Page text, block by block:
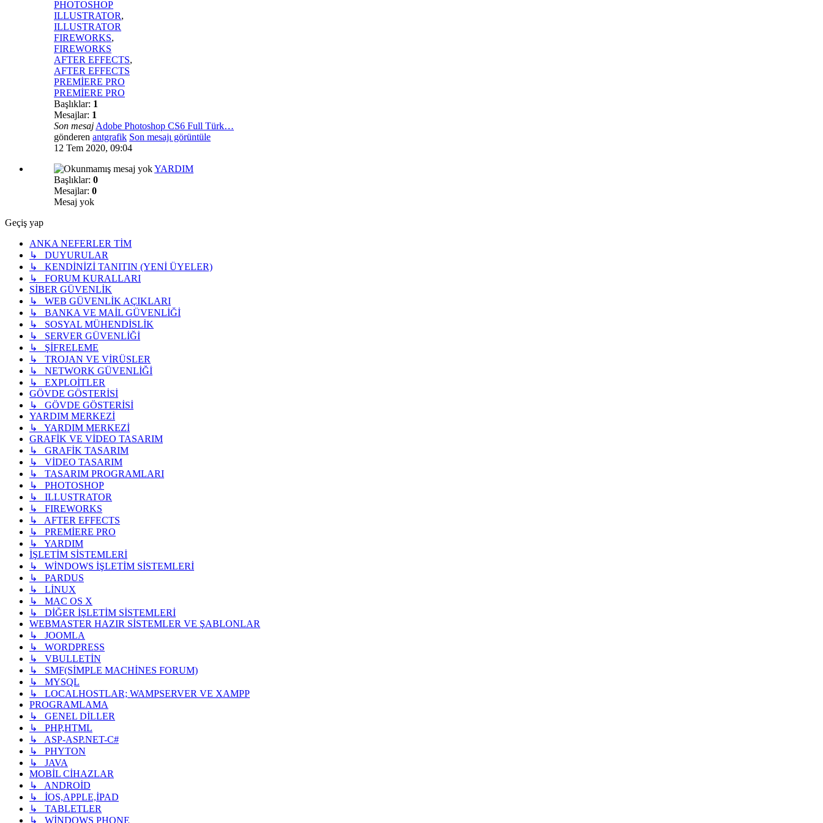
PHOTOSHOP
ILLUSTRATOR,
ILLUSTRATOR
FIREWORKS,
FIREWORKS
AFTER EFFECTS,
AFTER EFFECTS
PREMİERE PRO
PREMİERE PRO
Başlıklar: 1
Mesajlar: 1
Son mesaj Adobe Photoshop CS6 Full Türk…
gönderen antgrafik Son mesajı görüntüle
12 Tem 2020, 09:04
YARDIM
Başlıklar: 0
Mesajlar: 0
Mesaj yok
Geçiş yap
ANKA NEFERLER TİM
↳ DUYURULAR
↳ KENDİNİZİ TANITIN (YENİ ÜYELER)
↳ FORUM KURALLARI
SİBER GÜVENLİK
↳ WEB GÜVENLİK AÇIKLARI
↳ BANKA VE MAİL GÜVENLİĞİ
↳ SOSYAL MÜHENDİSLİK
↳ SERVER GÜVENLİĞİ
↳ ŞİFRELEME
↳ TROJAN VE VİRÜSLER
↳ NETWORK GÜVENLİĞİ
↳ EXPLOİTLER
GÖVDE GÖSTERİSİ
↳ GÖVDE GÖSTERİSİ
YARDIM MERKEZİ
↳ YARDIM MERKEZİ
GRAFİK VE VİDEO TASARIM
↳ GRAFİK TASARIM
↳ VİDEO TASARIM
↳ TASARIM PROGRAMLARI
↳ PHOTOSHOP
↳ ILLUSTRATOR
↳ FIREWORKS
↳ AFTER EFFECTS
↳ PREMİERE PRO
↳ YARDIM
İŞLETİM SİSTEMLERİ
↳ WİNDOWS İŞLETİM SİSTEMLERİ
↳ PARDUS
↳ LİNUX
↳ MAC OS X
↳ DİĞER İŞLETİM SİSTEMLERİ
WEBMASTER HAZIR SİSTEMLER VE ŞABLONLAR
↳ JOOMLA
↳ WORDPRESS
↳ VBULLETİN
↳ SMF(SİMPLE MACHİNES FORUM)
↳ MYSQL
↳ LOCALHOSTLAR; WAMPSERVER VE XAMPP
PROGRAMLAMA
↳ GENEL DİLLER
↳ PHP,HTML
↳ ASP-ASP.NET-C#
↳ PHYTON
↳ JAVA
MOBİL CİHAZLAR
↳ ANDROİD
↳ İOS,APPLE,İPAD
↳ TABLETLER
↳ WİNDOWS PHONE